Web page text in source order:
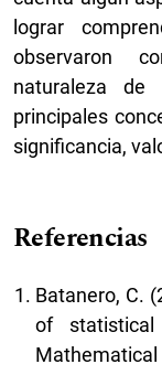
lograr
observaron
naturaleza
principales
significancia,
Referencias
Batanero, C.
of